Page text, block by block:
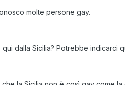
molte persone gay.
qui dalla Sicilia? Potrebbe indicarci